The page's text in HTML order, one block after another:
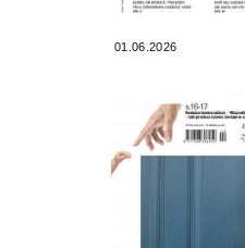
01.06.2026